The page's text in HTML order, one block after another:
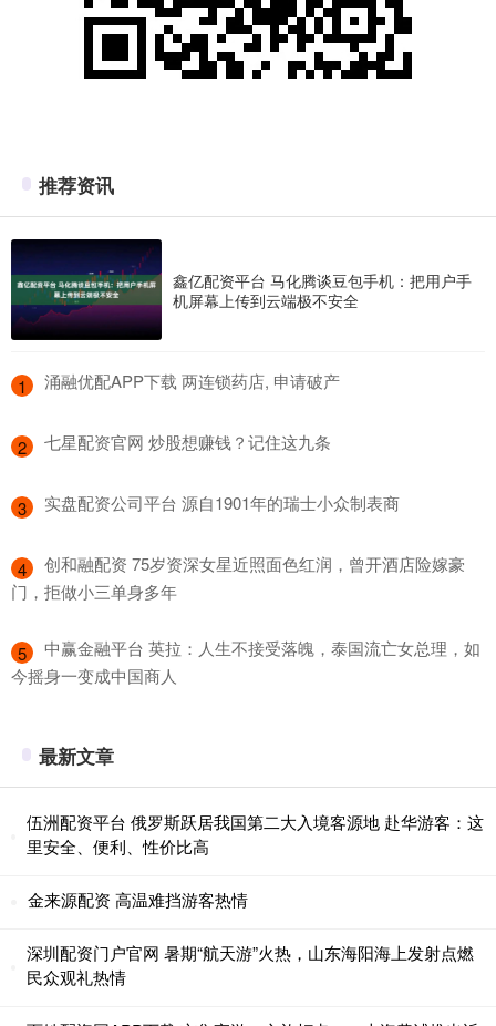
推荐资讯
鑫亿配资平台 马化腾谈豆包手机：把用户手
机屏幕上传到云端极不安全
1 ​涌融优配APP下载 两连锁药店, 申请破产
2 ​七星配资官网 炒股想赚钱？记住这九条
3 ​实盘配资公司平台 源自1901年的瑞士小众制表商
4
​创和融配资 75岁资深女星近照面色红润，曾开酒店险嫁豪
门，拒做小三单身多年
5
​中赢金融平台 英拉：人生不接受落魄，泰国流亡女总理，如
今摇身一变成中国商人
最新文章
伍洲配资平台 俄罗斯跃居我国第二大入境客源地 赴华游客：这
里安全、便利、性价比高
金来源配资 高温难挡游客热情
深圳配资门户官网 暑期“航天游”火热，山东海阳海上发射点燃
民众观礼热情